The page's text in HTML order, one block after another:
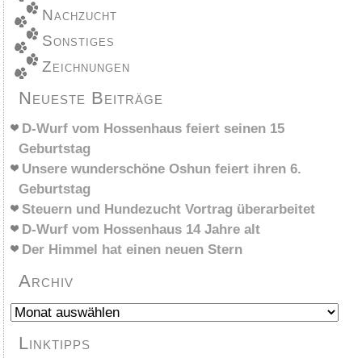
Nachzucht
Sonstiges
Zeichnungen
Neueste Beiträge
D-Wurf vom Hossenhaus feiert seinen 15
Geburtstag
Unsere wunderschöne Oshun feiert ihren 6.
Geburtstag
Steuern und Hundezucht Vortrag überarbeitet
D-Wurf vom Hossenhaus 14 Jahre alt
Der Himmel hat einen neuen Stern
Archiv
Archiv
Linktipps